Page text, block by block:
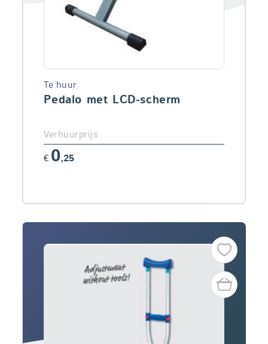
Pedalo met LCD-scherm
Te huur
Verhuurprijs
€ 0,25